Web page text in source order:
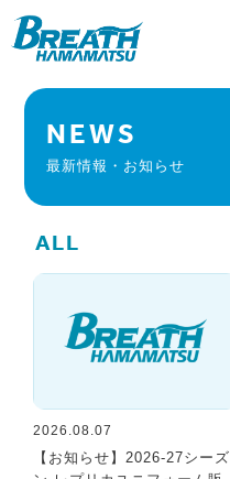
NEWS
最新情報・お知らせ
ALL
2026.08.07
【お知らせ】2026-27シーズ